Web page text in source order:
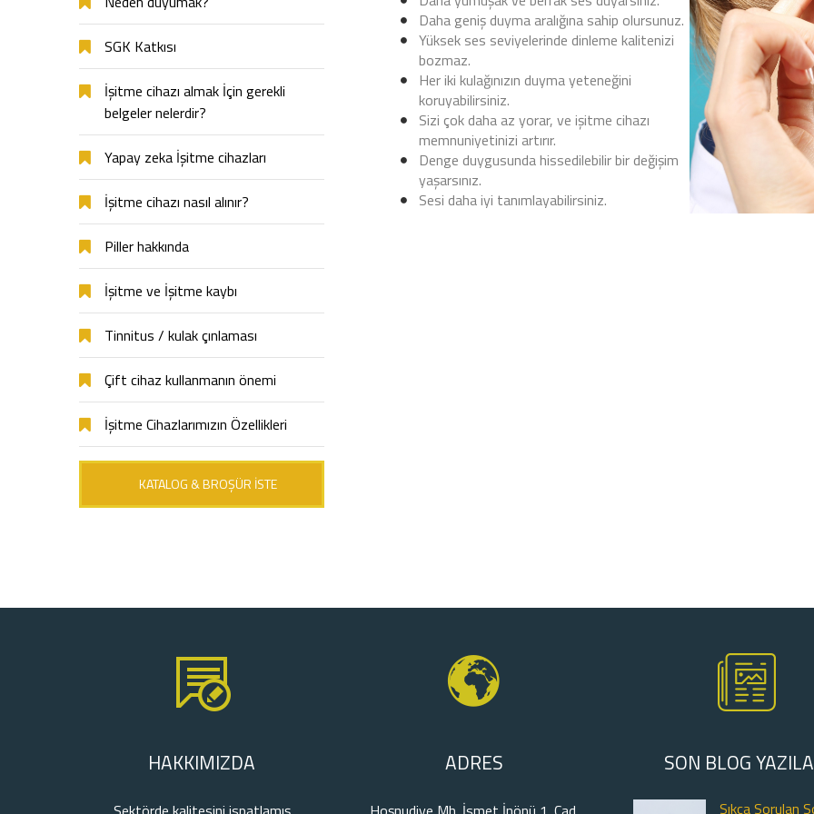
SGK Katkısı
İşitme cihazı almak İçin gerekli
belgeler nelerdir?
Yapay zeka İşitme cihazları
İşitme cihazı nasıl alınır?
Piller hakkında
İşitme ve İşitme kaybı
Tinnitus / kulak çınlaması
Çift cihaz kullanmanın önemi
İşitme Cihazlarımızın Özellikleri
KATALOG & BROŞÜR İSTE
Daha geniş duyma aralığına sahip olursunuz.
Yüksek ses seviyelerinde dinleme kalitenizi
bozmaz.
Her iki kulağınızın duyma yeteneğini
koruyabilirsiniz.
Sizi çok daha az yorar, ve işitme cihazı
memnuniyetinizi artırır.
Denge duygusunda hissedilebilir bir değişim
yaşarsınız.
Sesi daha iyi tanımlayabilirsiniz.
HAKKIMIZDA ADRES SON BLOG
Sıkça Sorulan